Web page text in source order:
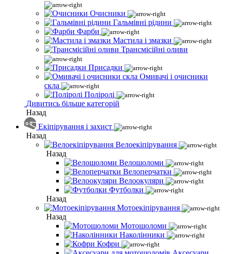
Очисники
Гальмівні рідини
Фарби
Мастила і змазки
Трансмісійні оливи
Присадки
Омивачі і очисники
скла
Поліролі
Дивитись більше категорій
Назад
Екіпірування і захист
Назад
Велоекіпірування
Назад
Велошоломи
Велоперчатки
Велоокуляри
Футболки
Назад
Мотоекіпірування
Назад
Мотошоломи
Наколінники
Кофри